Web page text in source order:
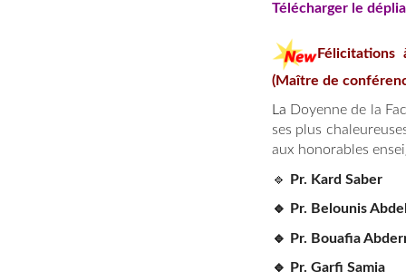
Télécharger le
Félicitations
(Maître de
La Doyenne de la
ses plus
aux honorables
🔹 Pr. Kard Saber
🔹 Pr. Belounis
🔹 Pr. Bouafia
🔹 Pr. Garfi Samia